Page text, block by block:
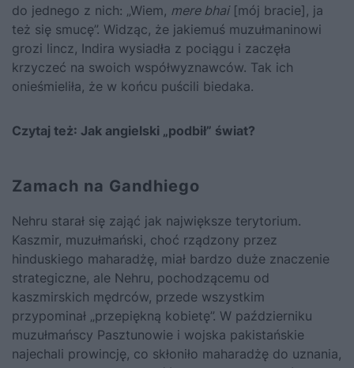
do jednego z nich: „Wiem, mere bhai[mój bracie], ja
też się smucę”. Widząc, że jakiemuś muzułmaninowi
grozi lincz, Indira wysiadła z pociągu i zaczęła
krzyczeć na swoich współwyznawców. Tak ich
onieśmieliła, że w końcu puścili biedaka.
Czytaj też: Jak angielski „podbił” świat?
Zamach na Gandhiego
Nehru starał się zająć jak największe terytorium.
Kaszmir, muzułmański, choć rządzony przez
hinduskiego maharadżę, miał bardzo duże znaczenie
strategiczne, ale Nehru, pochodzącemu od
kaszmirskich mędrców, przede wszystkim
przypominał „przepiękną kobietę”. W październiku
muzułmańscy Pasztunowie i wojska pakistańskie
najechali prowincję, co skłoniło maharadżę do uznania,